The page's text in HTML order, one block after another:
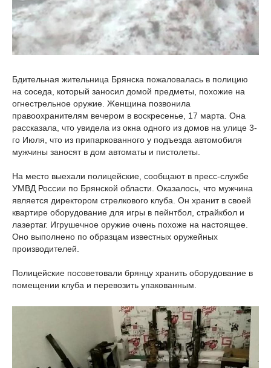
Бдительная жительница Брянска пожаловалась в полицию
на соседа, который заносил домой предметы, похожие на
огнестрельное оружие. Женщина позвонила
правоохранителям вечером в воскресенье, 17 марта. Она
рассказала, что увидела из окна одного из домов на улице 3-
го Июля, что из припаркованного у подъезда автомобиля
мужчины заносят в дом автоматы и пистолеты.
На место выехали полицейские, сообщают в пресс-службе
УМВД России по Брянской области. Оказалось, что мужчина
является директором стрелкового клуба. Он хранит в своей
квартире оборудование для игры в пейнтбол, страйкбол и
лазертаг. Игрушечное оружие очень похоже на настоящее.
Оно выполнено по образцам известных оружейных
производителей.
Полицейские посоветовали брянцу хранить оборудование в
помещении клуба и перевозить упакованным.